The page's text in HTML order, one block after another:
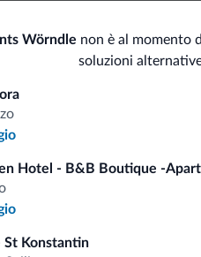
Wörndle non è al momento
soluzioni
Hotel - B&B Boutique -
St Konstantin